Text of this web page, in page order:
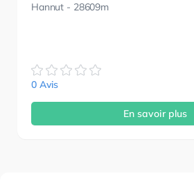
Hannut - 28609m
0 Avis
En savoir plus